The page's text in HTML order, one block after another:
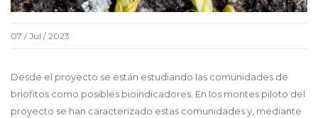
07 / Jul / 2023
Desde el proyecto se están estudiando las comunidades de
briofitos como posibles bioindicadores. En los montes piloto del
proyecto se han caracterizado estas comunidades y, mediante